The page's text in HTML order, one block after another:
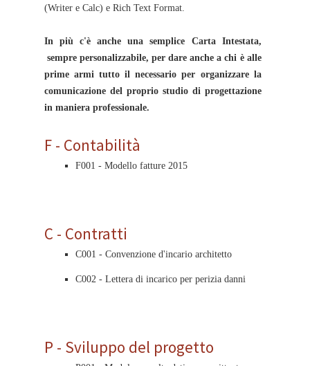
(Writer e Calc) e Rich Text Format.
In più c'è anche una semplice Carta Intestata,
sempre personalizzabile, per dare anche a chi è alle
prime armi tutto il necessario per organizzare la
comunicazione del proprio studio di progettazione
in maniera professionale.
F - Contabilità
F001 - Modello fatture 2015
C - Contratti
C001 - Convenzione d'incario architetto
C002 - Lettera di incarico per perizia danni
P - Sviluppo del progetto